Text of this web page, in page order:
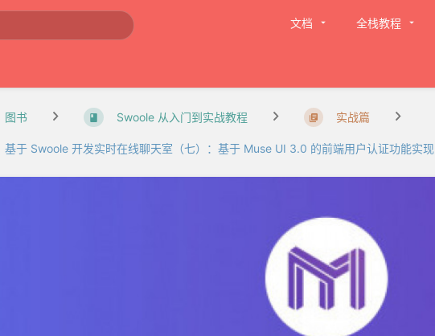
文档 全栈教程
图书 Swoole 从入门到实战教程 实战篇
基于 Swoole 开发实时在线聊天室（七）：基于 Muse UI 3.0 的前端用户认证功能实现